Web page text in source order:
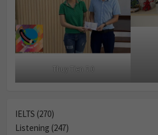
Thuy Tien 7.0
IELTS (270)
Listening (247)